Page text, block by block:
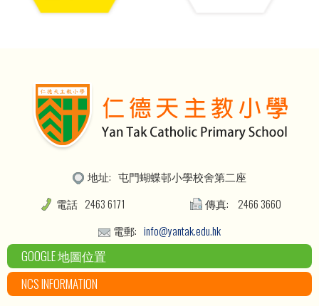
地址: 屯門蝴蝶邨小學校舍第二座
電話 2463 6171 傳真:
2466 3660
電郵: info@yantak.edu.hk
GOOGLE 地圖位置
NCS INFORMATION